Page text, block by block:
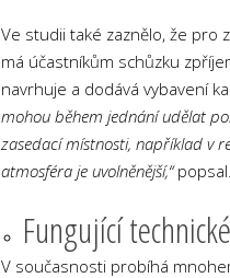
Ve studii také zaznělo, že pro
má účastníkům schůzku
navrhuje a dodává vybavení
mohou během jednání udělat
zasedací místnosti, například v
atmosféra je uvolněnější,“popsal.
Fungující
V současnosti probíhá